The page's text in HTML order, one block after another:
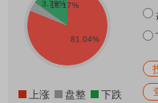
上涨 盘整 下跌